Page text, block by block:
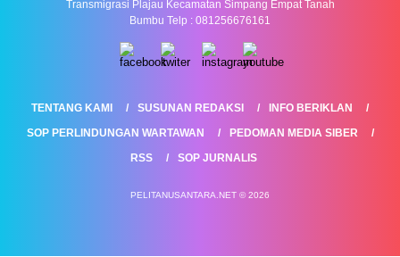
Transmigrasi Plajau Kecamatan Simpang Empat Tanah
Bumbu Telp : 081256676161
TENTANG KAMI SUSUNAN REDAKSI
INFO BERIKLAN
SOP PERLINDUNGAN WARTAWAN
PEDOMAN MEDIA SIBER
RSS
SOP JURNALIS
PELITANUSANTARA.NET © 2026